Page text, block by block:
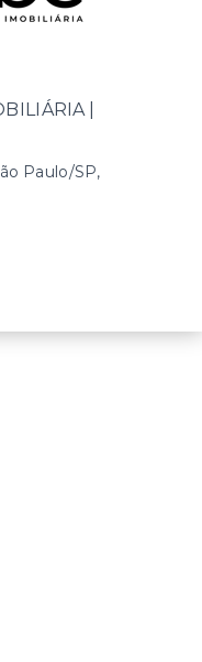
|
Paulo/SP,